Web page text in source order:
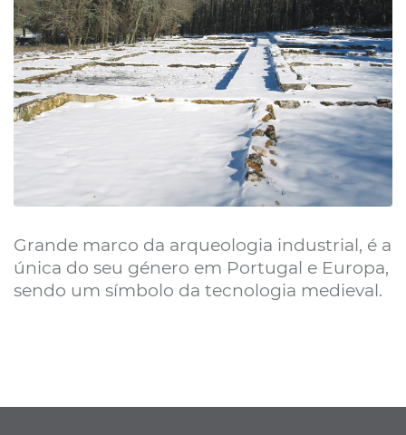
Grande marco da arqueologia industrial, é a
única do seu género em Portugal e Europa,
sendo um símbolo da tecnologia medieval.